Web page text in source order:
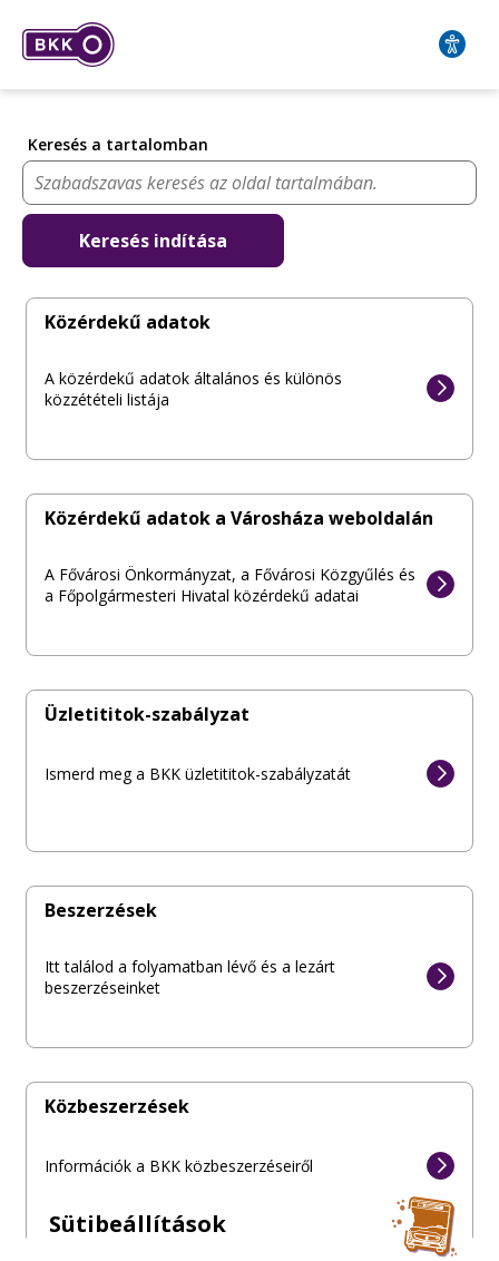
Keresés a tartalomban
Keresés indítása
Közérdekű adatok
A közérdekű adatok általános és különös
közzétételi listája
Közérdekű adatok a Városháza weboldalán
A Fővárosi Önkormányzat, a Fővárosi Közgyűlés és
a Főpolgármesteri Hivatal közérdekű adatai
Üzletititok-szabályzat
Ismerd meg a BKK üzletititok-szabályzatát
Beszerzések
Itt találod a folyamatban lévő és a lezárt
beszerzéseinket
Közbeszerzések
Információk a BKK közbeszerzéseiről
Sütibeállítások